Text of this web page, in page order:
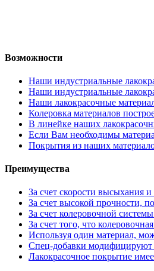
Возможности
Наши индустриальные
Наши индустриальные
Наши лакокрасочные
Колеровка материалов
В линейке наших
Если Вам необходимы
Покрытия из наших
Преимущества
За счет скорости высыхания
За счет высокой прочности,
За счет колеровочной
За счет того, что
Используя один материал,
Спец-добавки модифицируют
Лакокрасочное покрытие